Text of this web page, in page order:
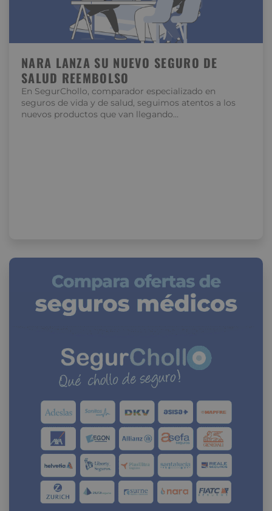
NARA LANZA SU NUEVO SEGURO DE
SALUD REEMBOLSO
En SegurChollo, comparador especializado en
seguros de vida y de salud, seguimos atentos a los
nuevos productos que van llegando…